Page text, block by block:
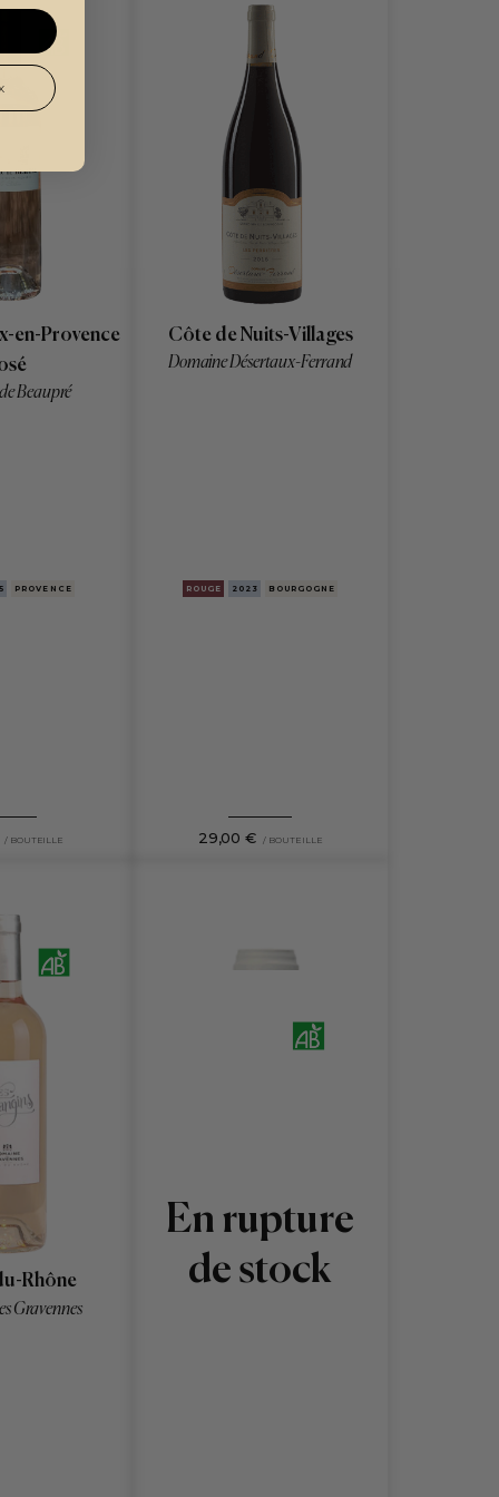
en-Provence
Beaupré
PROVENCE
/ BOUTEILLE
Côte de Nuits-Villages
Domaine Désertaux-Ferrand
ROUGE 2023 BOURGOGNE
29,00 € / BOUTEILLE
Rhône
Gravennes
En rupture
de stock